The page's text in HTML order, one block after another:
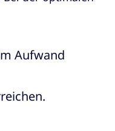
Aufwand